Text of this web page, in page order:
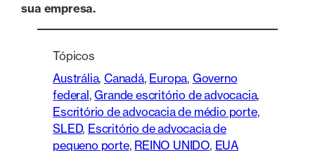
sua empresa.
Tópicos
Austrália, Canadá, Europa, Governo
federal, Grande escritório de advocacia
Escritório de advocacia de médio porte
SLED, Escritório de advocacia de
pequeno porte, REINO UNIDO, EUA